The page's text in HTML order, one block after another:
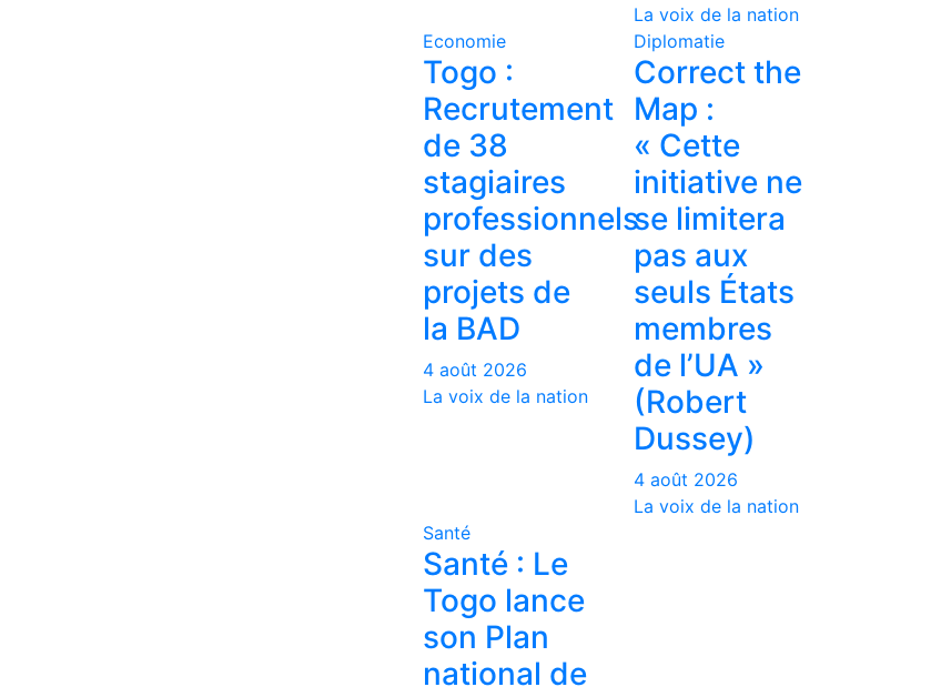
La voix de la nation
Economie
Togo :
Recrutement
de 38
stagiaires
professionnels
sur des
projets de
la BAD
4 août 2026
La voix de la nation
Diplomatie
Correct the
Map :
« Cette
initiative ne
se limitera
pas aux
seuls États
membres
de l’UA »
(Robert
Dussey)
4 août 2026
La voix de la nation
Santé
Santé : Le
Togo lance
son Plan
national de